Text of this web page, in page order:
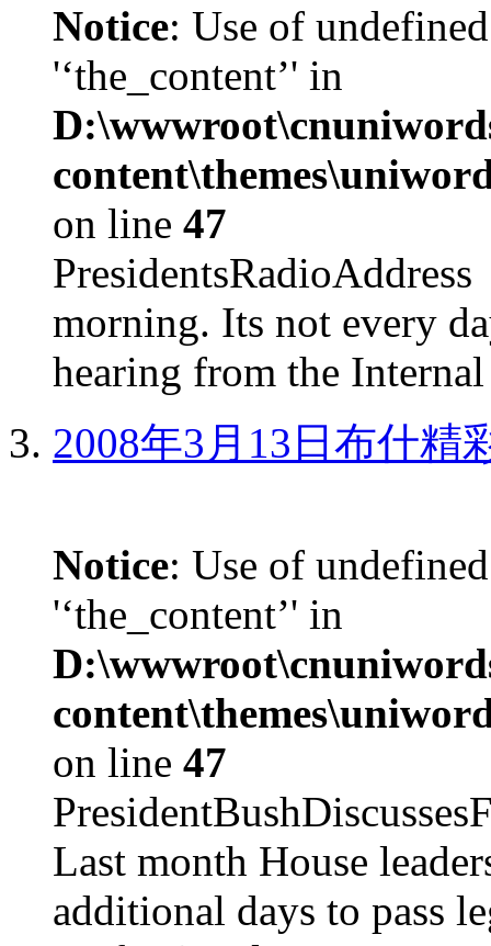
Notice: Use of
'‘the_content’' in
on line 47
morning. Its not every
hearing from the
2008年3月13日布什精
Notice: Use of
'‘the_content’' in
on line 47
Last month House
additional days to pass